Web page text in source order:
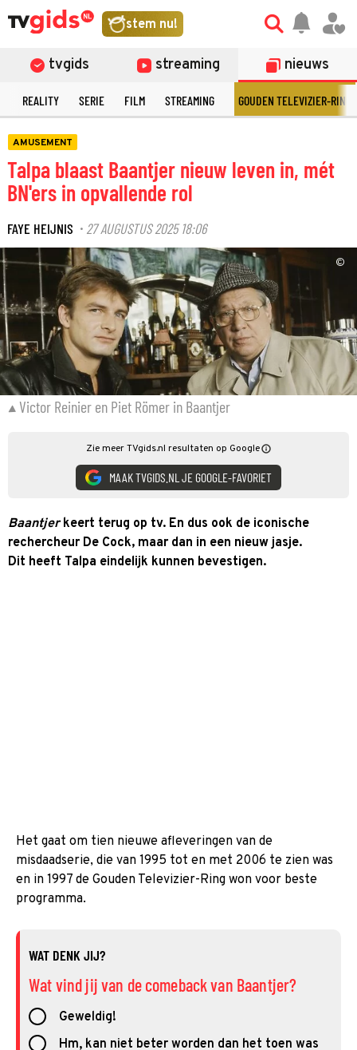
stem nu!
tvgids streaming nieuws
REALITY SERIE FILM STREAMING GOUDEN TELEVIZIER-RING
AMUSEMENT
Talpa blaast Baantjer nieuw leven in, mét
BN'ers in opvallende rol
FAYE HEIJNIS · 27 AUGUSTUS 2025 18:06
©
Victor Reinier en Piet Römer in Baantjer
Zie meer TVgids.nl resultaten op Google
MAAK TVGIDS.NL JE GOOGLE-FAVORIET
Baantjerkeert terug op tv. En dus ook de iconische
rechercheur De Cock, maar dan in een nieuw jasje.
Dit heeft Talpa eindelijk kunnen bevestigen.
Het gaat om tien nieuwe afleveringen van de
misdaadserie, die van 1995 tot en met 2006 te zien was
en in 1997 de Gouden Televizier-Ring won voor beste
programma.
WAT DENK JIJ?
Wat vind jij van de comeback van Baantjer?
Geweldig!
Hm, kan niet beter worden dan het toen was